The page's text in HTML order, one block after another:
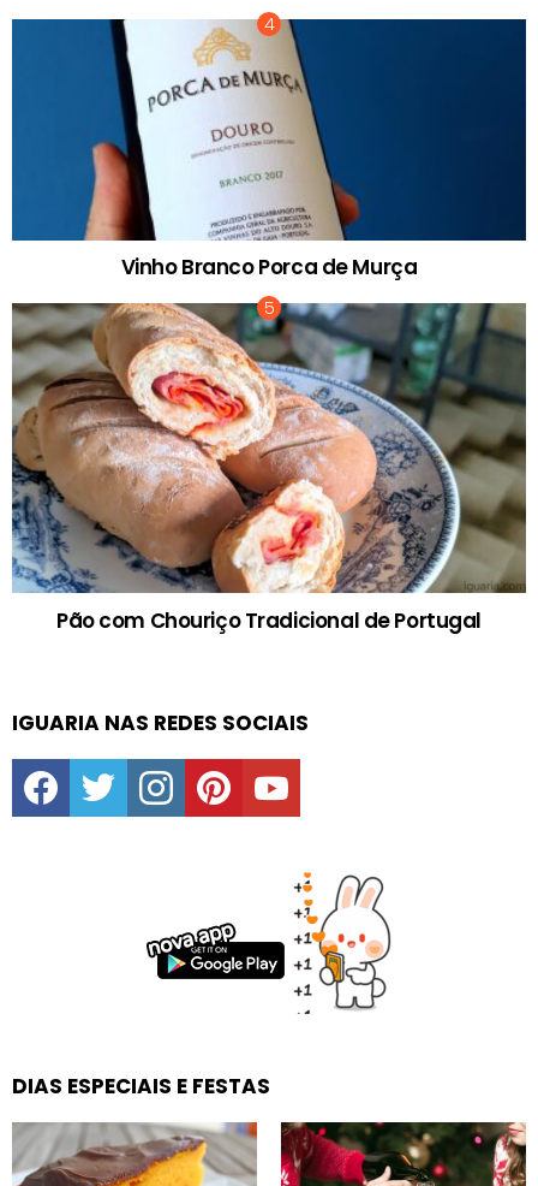
Vinho Branco Porca de Murça
Pão com Chouriço Tradicional de Portugal
IGUARIA NAS REDES SOCIAIS
facebooktwitter instagrampinterestyoutube
DIAS ESPECIAIS E FESTAS